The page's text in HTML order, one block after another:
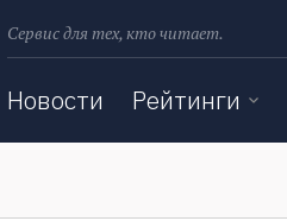
Сервис для тех, кто читает.
Новости Рейтинги